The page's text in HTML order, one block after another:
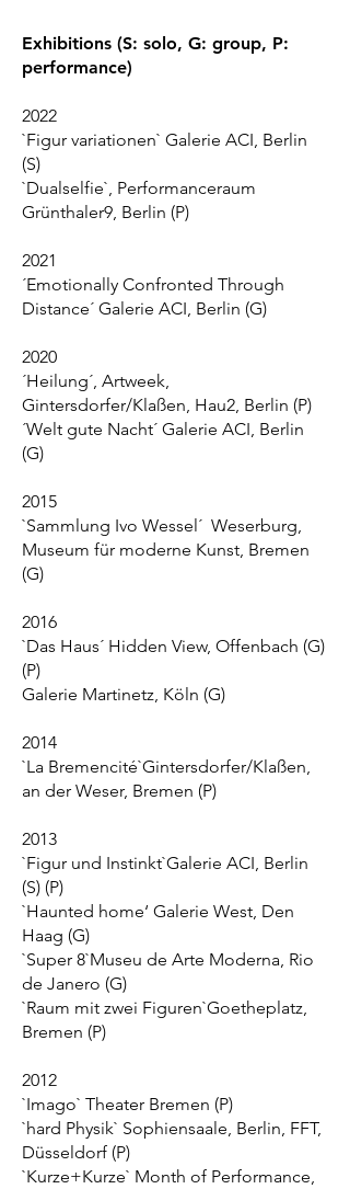
Exhibitions (S: solo, G: group, P:
performance)
2022
`Figur variationen` Galerie ACI, Berlin
(S)
`Dualselfie`, Performanceraum
Grünthaler9, Berlin (P)
2021
´Emotionally Confronted Through
Distance´ Galerie ACI, Berlin (G)
2020
´Heilung´, Artweek,
Gintersdorfer/Klaßen, Hau2, Berlin (P)
´Welt gute Nacht´ Galerie ACI, Berlin
(G)
2015
`Sammlung Ivo Wessel´ Weserburg,
Museum für moderne Kunst, Bremen
(G)
2016
`Das Haus´ Hidden View, Offenbach (G)
(P)
​Galerie Martinetz, Köln (G)
2014
`La Bremencité`Gintersdorfer/Klaßen,
an der Weser, Bremen (P)
2013
`Figur und Instinkt`Galerie ACI, Berlin
(S) (P)
`Haunted home‘ Galerie West, Den
Haag (G)
`Super 8`Museu de Arte Moderna, Rio
de Janero (G)
`Raum mit zwei Figuren`Goetheplatz,
Bremen (P)
2012
`Imago` Theater Bremen (P)
`hard Physik` Sophiensaale, Berlin, FFT,
Düsseldorf (P)
`Kurze+Kurze` Month of Performance,